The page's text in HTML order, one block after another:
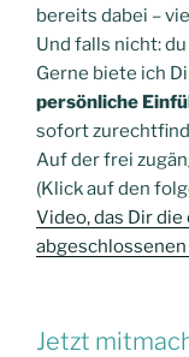
bereits dabei –
Und falls nicht:
Gerne biete ich
persönliche
sofort
Auf der frei
(Klick auf den
Video, das Dir
Jetzt